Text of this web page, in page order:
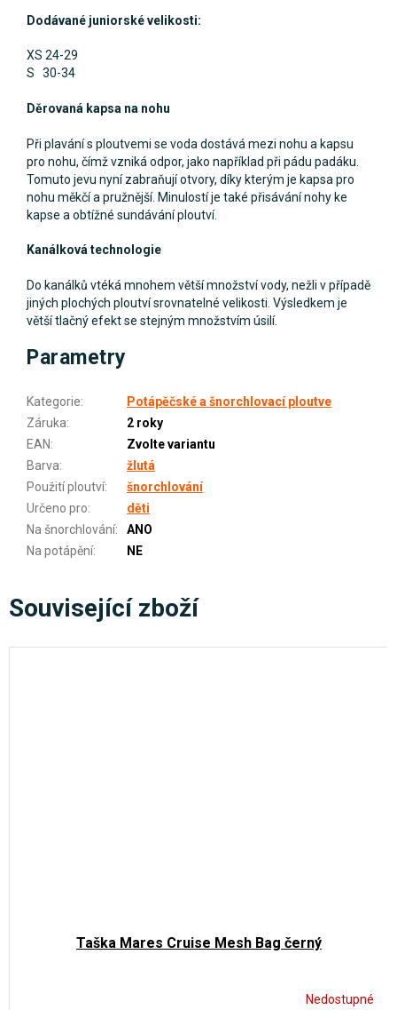
Dodávané juniorské velikosti:
XS 24-29
S 30-34
Děrovaná kapsa na nohu
Při plavání s ploutvemi se voda dostává mezi nohu a kapsu
pro nohu, čímž vzniká odpor, jako například při pádu padáku.
Tomuto jevu nyní zabraňují otvory, díky kterým je kapsa pro
nohu měkčí a pružnější. Minulostí je také přisávání nohy ke
kapse a obtížné sundávání ploutví.
Kanálková technologie
Do kanálků vtéká mnohem větší množství vody, nežli v případě
jiných plochých ploutví srovnatelné velikosti. Výsledkem je
větší tlačný efekt se stejným množstvím úsilí.
Parametry
Kategorie:
Potápěčské a šnorchlovací ploutve
Záruka:
2 roky
EAN:
Zvolte variantu
Barva:
žlutá
Použití ploutví:
šnorchlování
Určeno pro:
děti
Na šnorchlování:
ANO
Na potápění: NE
Související zboží
Taška Mares Cruise Mesh Bag černý
Nedostupné